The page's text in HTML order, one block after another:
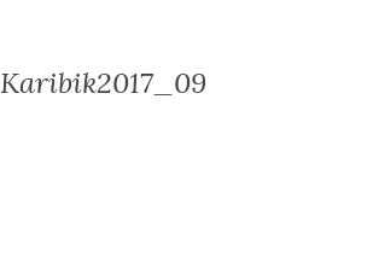
Karibik2017_09